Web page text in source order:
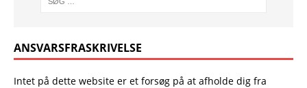
ANSVARSFRASKRIVELSE
Intet på dette website er et forsøg på at afholde dig fra